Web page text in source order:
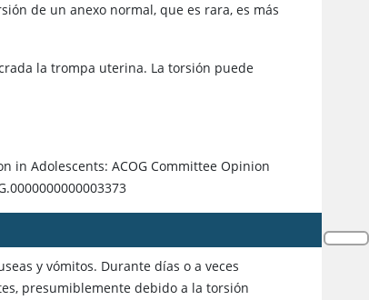
de un anexo normal, que es rara, es más
la trompa uterina. La torsión puede
in Adolescents: ACOG Committee Opinion
y vómitos. Durante días o a veces
presumiblemente debido a la torsión